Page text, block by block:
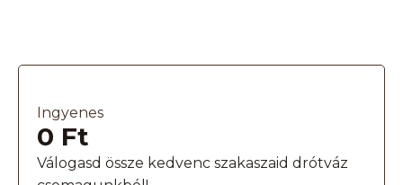
Ingyenes
0 Ft
Válogasd össze kedvenc szakaszaid drótváz